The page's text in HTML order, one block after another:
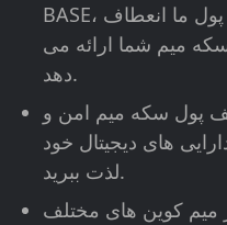
BASE، پول ما انعطاف
میم شما ارائه می
دهد.
پول سکه میم امن و
های دیجیتال خود
لذت ببرید.
میم کوین های مختلف